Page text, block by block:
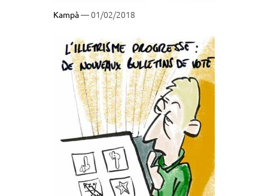
Kampà— 01/02/2018